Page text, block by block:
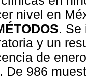
nivel en
. Se
y un
de
. De 986